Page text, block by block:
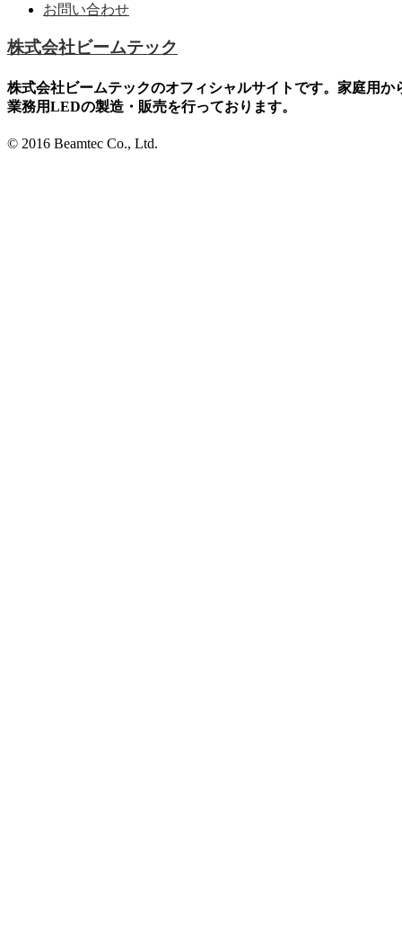
お問い合わせ
株式会社ビームテック
株式会社ビームテックのオフィシャルサイトです。家庭用か
業務用LEDの製造・販売を行っております。
© 2016 Beamtec Co., Ltd.